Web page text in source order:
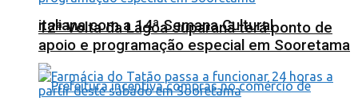
italiana com a 14ª Semana Cultural
12ª Volta da Lagoa Juparanã terá ponto de
apoio e programação especial em Sooretama